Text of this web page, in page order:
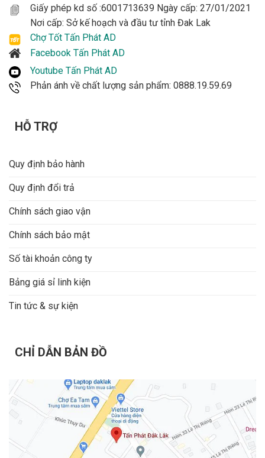
Giấy phép kd số :6001713639 Ngày cấp: 27/01/2021
Nơi cấp: Sở kế hoạch và đầu tư tỉnh Đak Lak
Chợ Tốt Tấn Phát AD
Facebook Tấn Phát AD
Youtube Tấn Phát AD
Phản ánh về chất lượng sản phẩm: 0888.19.59.69
HỖ TRỢ
Quy định bảo hành
Quy định đổi trả
Chính sách giao vận
Chính sách bảo mật
Số tài khoản công ty
Bảng giá sỉ linh kiện
Tin tức & sự kiện
CHỈ DẪN BẢN ĐỒ